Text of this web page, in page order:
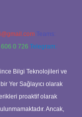
Teams:
0 726 Telegram:
Bilgi Teknolojileri ve
Yer Sağlayıcı olarak
proaktif olarak
Ancak,